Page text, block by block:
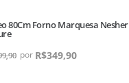
80Cm Forno Marquesa Nesher
R$349,90